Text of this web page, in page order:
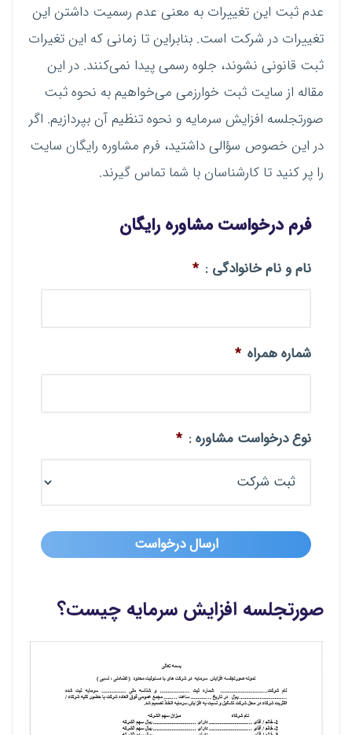
عدم ثبت این تغییرات به معنی عدم رسمیت داشتن این
تغییرات در شرکت است. بنابراین تا زمانی که این تغیرات
ثبت قانونی نشوند، جلوه رسمی پیدا نمی‌کنند. در این
مقاله از سایت ثبت خوارزمی می‌خواهیم به نحوه ثبت
صورتجلسه افزایش سرمایه و نحوه تنظیم آن بپردازیم. اگر
در این خصوص سؤالی داشتید، فرم مشاوره رایگان سایت
را پر کنید تا کارشناسان با شما تماس گیرند.
فرم درخواست مشاوره رایگان
نام و نام خانوادگی : *
شماره همراه *
نوع درخواست مشاوره : *
صورتجلسه افزایش سرمایه چیست؟